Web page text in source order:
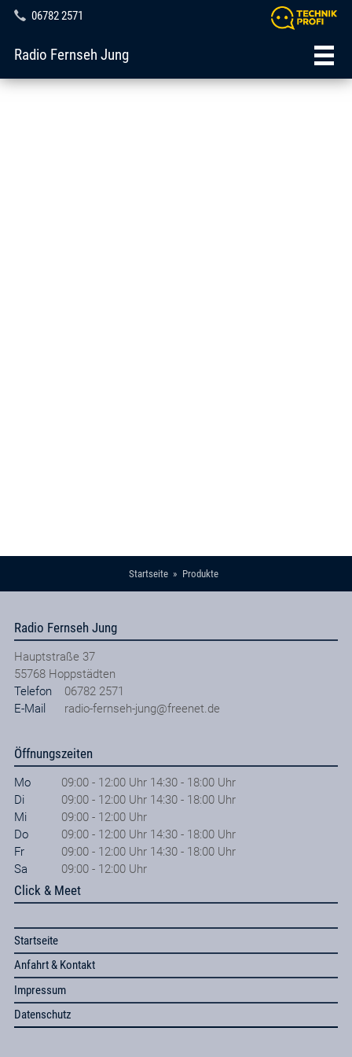
06782 2571
Radio Fernseh Jung
Startseite Produkte
Radio Fernseh Jung
Hauptstraße 37
55768 Hoppstädten
Telefon
06782 2571
E-Mail
radio-fernseh-jung@freenet.de
Öffnungszeiten
Mo
09:00 - 12:00 Uhr 14:30 - 18:00 Uhr
Di
09:00 - 12:00 Uhr 14:30 - 18:00 Uhr
Mi
09:00 - 12:00 Uhr
Do
09:00 - 12:00 Uhr 14:30 - 18:00 Uhr
Fr
09:00 - 12:00 Uhr 14:30 - 18:00 Uhr
Sa
09:00 - 12:00 Uhr
Click & Meet
Startseite
Anfahrt & Kontakt
Impressum
Datenschutz